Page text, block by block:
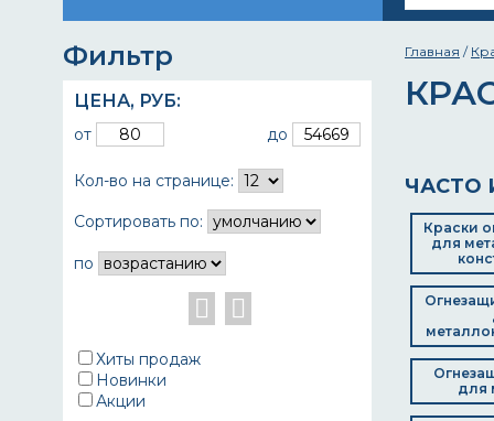
Фильтр
ЦЕНА, РУБ:
от до
Кол-во на странице:
Сортировать по:
по
Хиты продаж
Новинки
Акции
Главная /
ЧАСТО
Краски
для
для